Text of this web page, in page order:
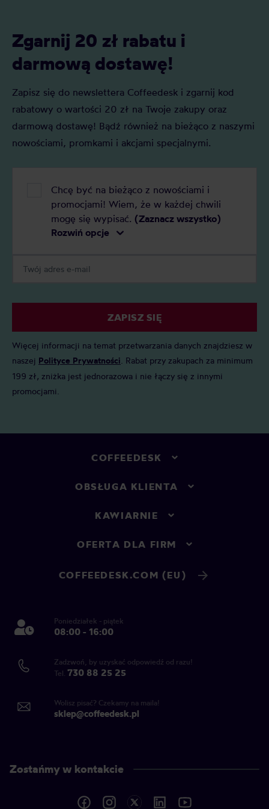
Zgarnij 20 zł rabatu i
darmową dostawę!
Zapisz się do newslettera Coffeedesk i zgarnij kod
rabatowy o wartości 20 zł na Twoje zakupy oraz
darmową dostawę! Bądź również na bieżąco z naszymi
nowościami, promkami i akcjami specjalnymi.
Chcę być na bieżąco z nowościami i
promocjami! Wiem, że w każdej chwili
mogę się wypisać. (Zaznacz wszystko)
Rozwiń opcje
ZAPISZ SIĘ
Więcej informacji na temat przetwarzania danych znajdziesz w
naszej Polityce Prywatności . Rabat przy zakupach za minimum
199 zł, zniżka jest jednorazowa i nie łączy się z innymi
promocjami.
COFFEEDESK
OBSŁUGA KLIENTA
KAWIARNIE
OFERTA DLA FIRM
COFFEEDESK.COM (EU)
Poniedziałek - piątek
08:00 - 16:00
Zadzwoń, by uzyskać odpowiedź od razu!
Tel. 730 88 25 25
Wolisz pisać? Czekamy na maila!
sklep@coffeedesk.pl
Zostańmy w kontakcie